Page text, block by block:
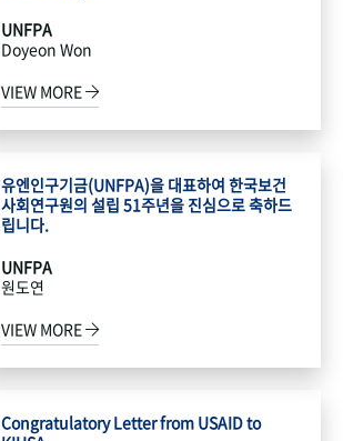
UNFPA
Doyeon Won
VIEW MORE
유엔인구기금(UNFPA)을 대표하여 한국보건
사회연구원의 설립 51주년을 진심으로 축하드
립니다.
UNFPA
원도연
VIEW MORE
Congratulatory Letter from USAID to